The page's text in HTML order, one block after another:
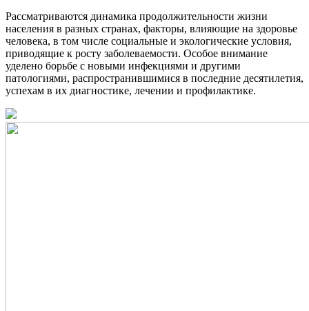
Рассматриваются динамика продолжительности жизни
населения в разных странах, факторы, влияющие на здоровье
человека, в том числе социальные и экологические условия,
приводящие к росту заболеваемости. Особое внимание
уделено борьбе с новыми инфекциями и другими
патологиями, распространившимися в последние десятилетия,
успехам в их диагностике, лечении и профилактике.